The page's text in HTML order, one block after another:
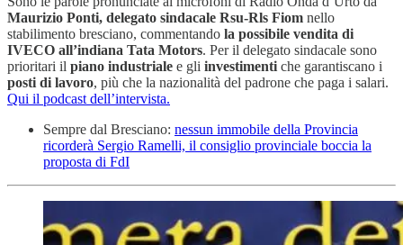
Maurizio Ponti, delegato sindacale Rsu-Rls Fiom nello
stabilimento bresciano, commentando la possibile vendita di
IVECO all’indiana Tata Motors. Per il delegato sindacale sono
prioritari il piano industriale e gli investimenti che garantiscano i
posti di lavoro, più che la nazionalità del padrone che paga i salari.
Qui il podcast dell’intervista.
Sempre dal Bresciano: nessun immobile della Provincia
ricorderà Sergio Ramelli, il consiglio provinciale boccia la
proposta di FdI